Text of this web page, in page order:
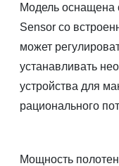
Модель оснащена
Sensor со
может
устанавливать
устройства для
рационального
Мощность